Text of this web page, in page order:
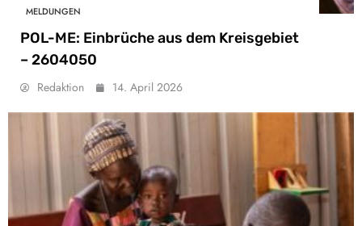
MELDUNGEN
POL-ME: Einbrüche aus dem Kreisgebiet
– 2604050
Redaktion 14. April 2026